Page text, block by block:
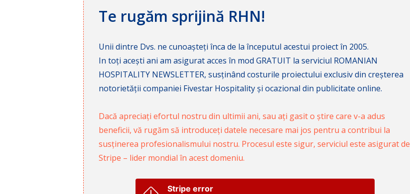
Te rugăm sprijină RHN!
Unii dintre Dvs. ne cunoașteți înca de la începutul acestui proiect în 2005.
In toți acești ani am asigurat acces în mod GRATUIT la serviciul ROMANIAN
HOSPITALITY NEWSLETTER, susținând costurile proiectului exclusiv din creșterea
notorietății companiei Fivestar Hospitality și ocazional din publicitate online.
Dacă apreciați efortul nostru din ultimii ani, sau ați gasit o știre care v-a adus
beneficii, vă rugăm să introduceți datele necesare mai jos pentru a contribui la
susținerea profesionalismului nostru. Procesul este sigur, serviciul este asigurat de
Stripe – lider mondial în acest domeniu.
Stripe error